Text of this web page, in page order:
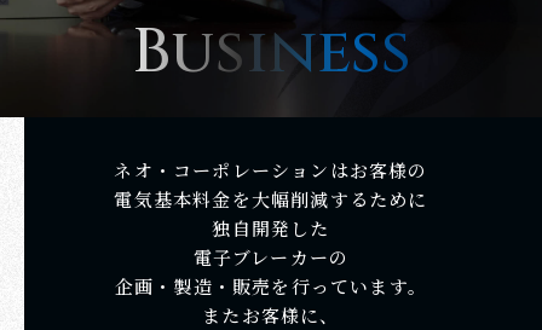
Story ネオ・社員
Entry
Business
ネオ・コーポレーションはお客様の
電気基本料金を大幅削減するために
独自開発した
電子ブレーカーの
企画・製造・販売を行っています。
またお客様に、